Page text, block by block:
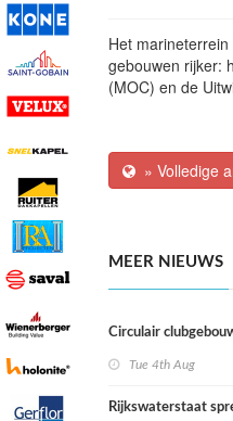
Het
gebouwen rijker:
(MOC) en de
» Volledige
MEER NIEUWS
Circulair
Tue 4th Aug
Rijkswaterstaat